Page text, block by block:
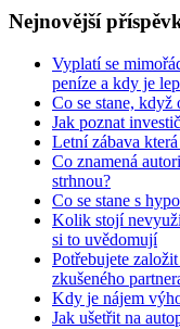
Nejnovější
Vyplatí se
peníze a kdy je
Co se stane, když
Jak poznat
Letní zábava
Co znamená
strhnou?
Co se stane s
Kolik stojí
si to uvědomují
Potřebujete
zkušeného
Kdy je nájem
Jak ušetřit na